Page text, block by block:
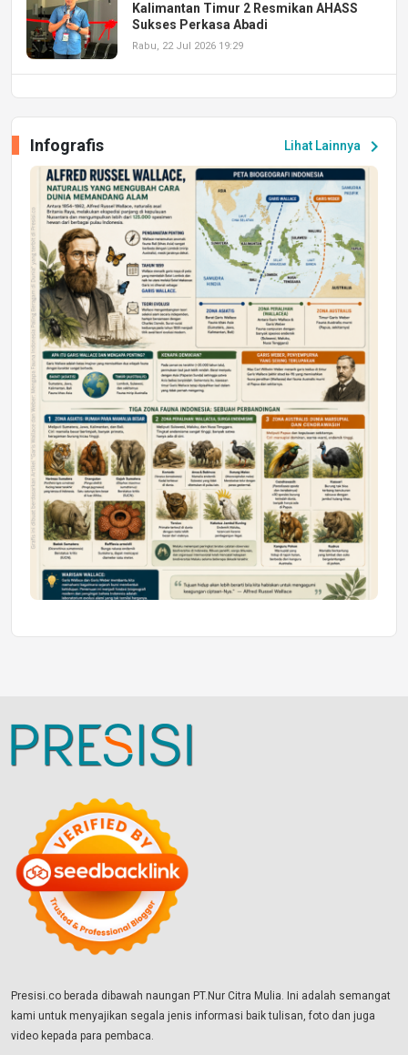
Kalimantan Timur 2 Resmikan AHASS
Sukses Perkasa Abadi
Rabu, 22 Jul 2026 19:29
Peluang Kerja dan Magang
Jumat, 17 Jul 2026 22:30
DAERAH
Astra Motor Kalimantan Timur 2 Dukung
Mahasiswa Samarinda dalam Astra
Honda SDGs Future Leaders 2026
Jumat, 10 Jul 2026 19:01
Lihat Lainnya chevron_right
Infografis
Presisi.co berada dibawah naungan PT.Nur Citra Mulia. Ini adalah semangat
kami untuk menyajikan segala jenis informasi baik tulisan, foto dan juga
video kepada para pembaca.